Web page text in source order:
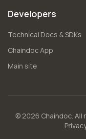
Developers
Technical Docs & SDKs
Chaindoc App
Main site
© 2026 Chaindoc. All